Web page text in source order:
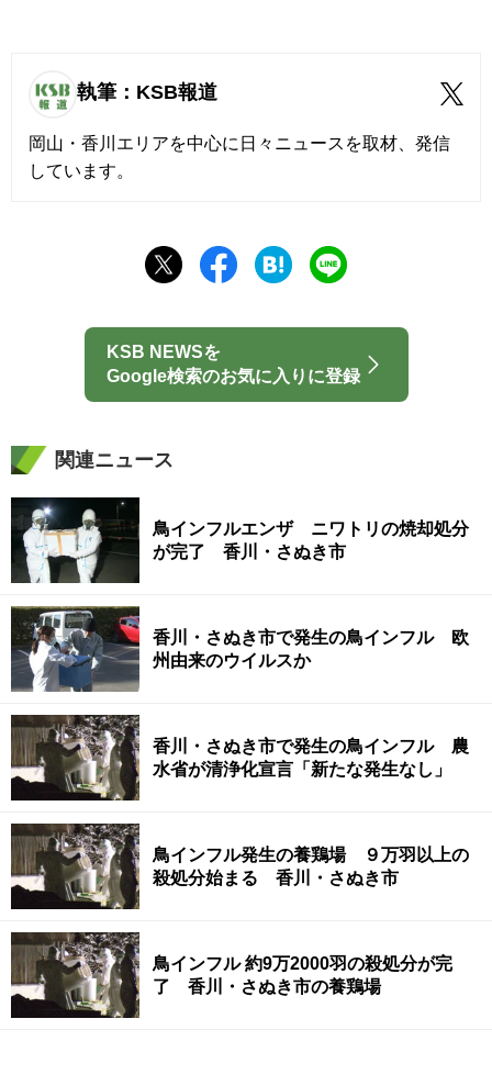
執筆：KSB報道
岡山・香川エリアを中心に日々ニュースを取材、発信
しています。
KSB NEWSを
Google検索のお気に入りに登録
関連ニュース
鳥インフルエンザ ニワトリの焼却処分
が完了 香川・さぬき市
香川・さぬき市で発生の鳥インフル 欧
州由来のウイルスか
香川・さぬき市で発生の鳥インフル 農
水省が清浄化宣言「新たな発生なし」
鳥インフル発生の養鶏場 ９万羽以上の
殺処分始まる 香川・さぬき市
鳥インフル 約9万2000羽の殺処分が完
了 香川・さぬき市の養鶏場